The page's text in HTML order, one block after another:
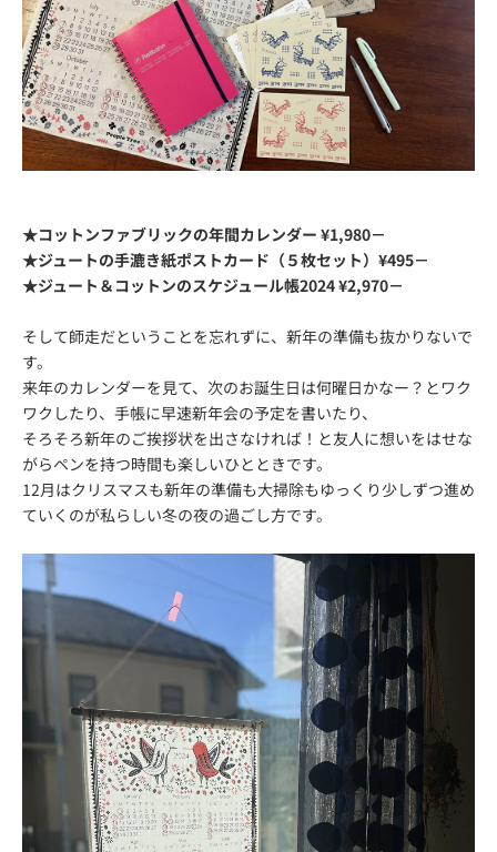
★コットンファブリックの年間カレンダー ¥1,980－
★ジュートの手漉き紙ポストカード（５枚セット）¥495－
★ジュート＆コットンのスケジュール帳2024 ¥2,970－
そして師走だということを忘れずに、新年の準備も抜かりないで
す。
来年のカレンダーを見て、次のお誕生日は何曜日かなー？ とワク
ワクしたり、手帳に早速新年会の予定を書いたり、
そろそろ新年のご挨拶状を出さなければ！ と友人に想いをはせな
がらペンを持つ時間も楽しいひとときです。
12月はクリスマスも新年の準備も大掃除もゆっくり少しずつ進め
ていくのが私らしい冬の夜の過ごし方です。